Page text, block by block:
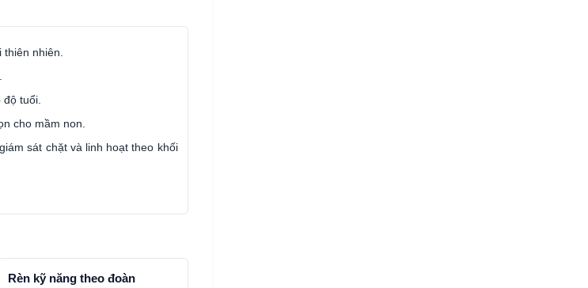
thiên nhiên.
độ tuổi.
cho mầm non.
sát chặt và linh hoạt theo khối
Rèn kỹ năng theo đoàn